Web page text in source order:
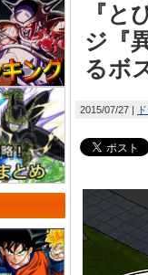
『と
ジ『
るボ
2015/07/27